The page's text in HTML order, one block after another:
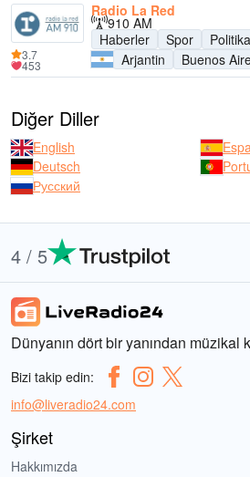
Radio La Red
910 AM
Haberler
Spor
Politika
Arjantin
Buenos
3.7
453
Diğer Diller
English
Deutsch
Русский
4 / 5
Dünyanın dört bir yanından müzikal
Bizi takip edin:
info@liveradio24.com
Şirket
Hakkımızda